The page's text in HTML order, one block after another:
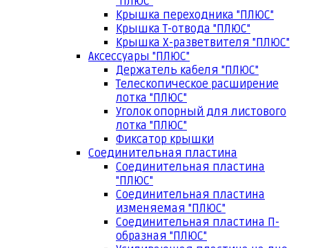
Крышка переходника "ПЛЮС"
Крышка Т-отвода "ПЛЮС"
Крышка Х-разветвителя "ПЛЮС"
Аксессуары "ПЛЮС"
Держатель кабеля "ПЛЮС"
Телескопическое расширение
лотка "ПЛЮС"
Уголок опорный для листового
лотка "ПЛЮС"
Фиксатор крышки
Соединительная пластина
Соединительная пластина
"ПЛЮС"
Соединительная пластина
изменяемая "ПЛЮС"
Соединительная пластина П-
образная "ПЛЮС"